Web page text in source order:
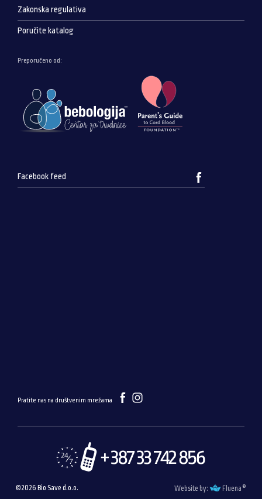
Zakonska regulativa
Poručite katalog
Preporučeno od:
Facebook feed
Pratite nas na društvenim mrežama
©2026 Bio Save d.o.o. Website by: Fluena ®